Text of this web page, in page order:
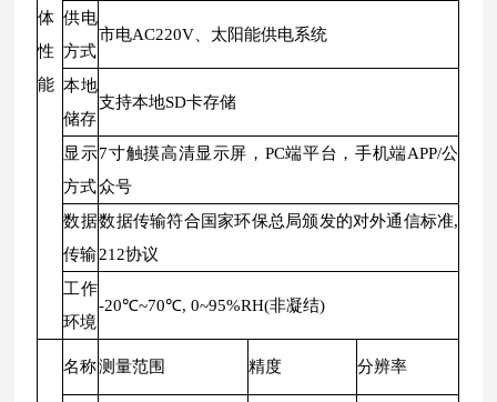
体
性
能
供电
方式
市电AC220V、太阳能供电系统
本地
储存
支持本地SD卡存储
显示
方式
7寸触摸高清显示屏，PC端平台，手机端APP/公
众号
数据
传输
数据传输符合国家环保总局颁发的对外通信标准,
212协议
工作
环境
-20℃~70℃, 0~95%RH(非凝结)
名称测量范围 精度 分辨率